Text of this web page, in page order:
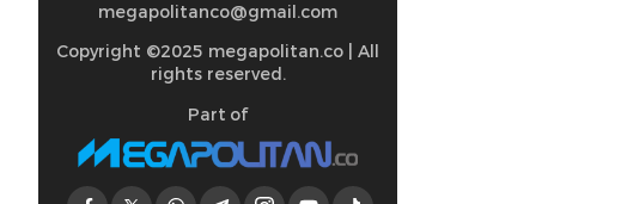
megapolitanco@gmail.com
Copyright ©2025 megapolitan.co | All
rights reserved.
Part of